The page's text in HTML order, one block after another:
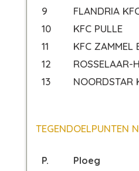
9
FLANDRIA
10
KFC PULLE
11
KFC ZAMMEL
12
ROSSELAAR-
13
NOORDSTAR
TEGENDOELPUNTEN
P. Ploeg